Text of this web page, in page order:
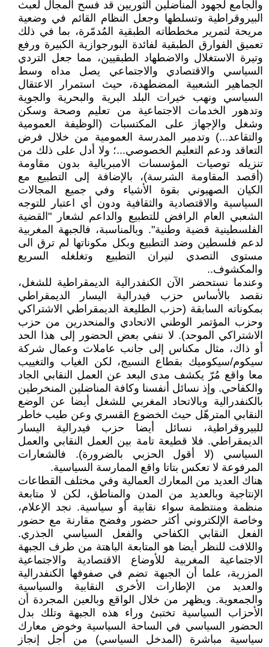
والجامع لجهود المناضلين الثوريين قد فسح المجال لعبث
البيروقراطية وتسلطها وجعل النظام القائم في وضعية
مريحة لتمرير مخططاته الطبقية المُدمّرة، بما في ذلك
تعميق الفوارق الطبقية لفائدة البورجوازية الكبيرة ورفع
وتيرة الاستغلال والاضطهاد الطبقيين، مما جعل التردي
السياسي والاقتصادي والاجتماعي يصل مداه وسط
الجماهير الشعبية المضطهدة، حيث استمرار الاعتقال
السياسي ونهب خيرات البلد البرية والبحرية والجوية
وتدهور الخدمات الاجتماعية من تعليم وصحة وسكن
وشغل والإجهاز على المكتسبات (الوظيفة العمومية
والتقاعد...) وتدمير المدرسة العمومية من خلال فرض
التعاقد ودعم التعليم الخصوصي...؛ ولا أدل على ذلك من
تنزيله توصيات المؤسسات الامبريالية بدون مقاومة
(أقصد المقاومة الشرسة)، بالإضافة إلى التطبيع مع
الكيان الصهيوني بقوة الأشياء وفي جميع المجالات
السياسية والاقتصادية والثقافية ودون أي اعتبار للتوجه
الشعبي العام الرافض للتطبيع والداعم لشعار "القضية
الفلسطينية قضية وطنية". وبالمناسبة، فالجبهة المغربية
لدعم فلسطين وضد التطبيع وبكل مكوناتها لم ترق الى
مستوى التصدي لنيران التطبيع وتغلغله السريع
والمكشوف..
وعندما نستحضر الآن الكنفدرالية الديمقراطية للشغل،
نقصد بالأساس حزب فيدرالية اليسار الديمقراطي
بمكوناته السابقة (حزب الطليعة الديمقراطي الاشتراكي
وحزب المؤتمر الوطني الاتحادي والمنحدرين من حزب
الاشتراكي الموحد). لا ننفي بعض الحضور إلى هذا الحد
أو ذاك، مثال مكناس إلى جانب عاملات وعمال شركة
سيكوم/سيكوميك بقطاع النسيج، لكن الغياب والتغييب
معا واقع مُرّ يكشف مدى البعد عن العمل النقابي الجاد
والكفاحي. وإذ نسائل أنفسنا وكافة المناضلين المنخرطين
بالكنفدرالية وبالاتحاد المغربي للشغل أيضا عن الوضع
النقابي المترهّل حيث الخضوع القسري وعن طيب خاطر
للبيروقراطية، نسائل أيضا حزب فيدرالية اليسار
الديمقراطي. فلا قطيعة تامة بين العمل النقابي والعمل
السياسي (لا أقول الحزبي بالضرورة). فالشعارات
المرفوعة لا تعكس بتاتا واقع الممارسة السياسية.
هناك العديد من المعارك العمالية وفي مختلف القطاعات
الإنتاجية وبالعديد من المدن والمناطق، لكن لا متابعة
منظمة ومنتظمة سواء نقابية أو سياسية. نجد الإعلام،
وخاصة الإلكتروني أكثر حضور وفضح مقارنة مع حضور
الفعل النقابي الكفاحي والفعل السياسي الجذري.
واللافت للنظر أيضا هو المتابعة الباهتة من طرف الجبهة
الاجتماعية المغربية للأوضاع الاقتصادية والاجتماعية
المزرية، علما أن الجبهة تضم في صفوفها الكنفدرالية
والعديد من الإطارات الأخرى النقابية والسياسية
والجمعوية. ويظهر من خلال الواقع وبالعين المجردة أن
الأحزاب السياسية تختبئ وراء هذه الجبهة وتلك بدل
الحضور السياسي في الساحة السياسية وخوض معارك
سياسية مباشرة (المدخل السياسي) من أجل إنجاز